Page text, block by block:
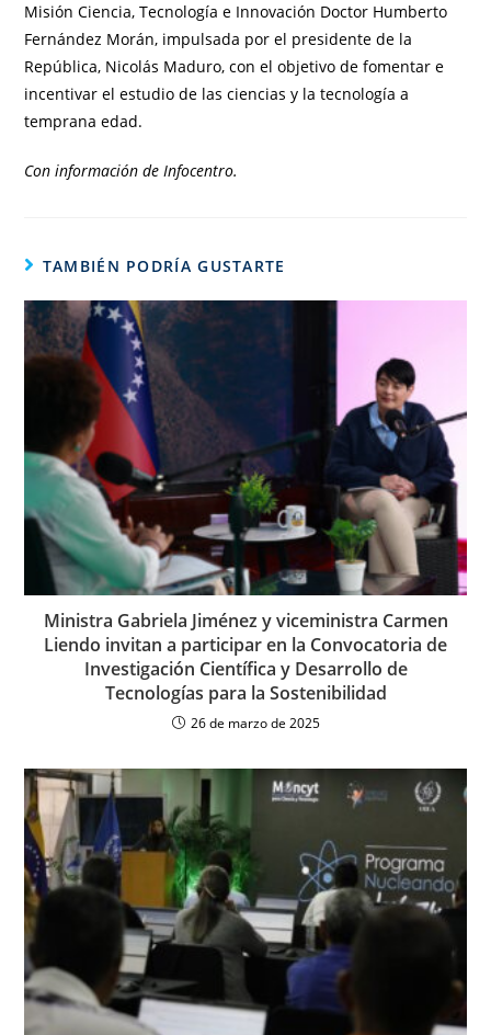
Misión Ciencia, Tecnología e Innovación Doctor Humberto
Fernández Morán, impulsada por el presidente de la
República, Nicolás Maduro, con el objetivo de fomentar e
incentivar el estudio de las ciencias y la tecnología a
temprana edad.
Con información de Infocentro.
TAMBIÉN PODRÍA GUSTARTE
Ministra Gabriela Jiménez y viceministra Carmen
Liendo invitan a participar en la Convocatoria de
Investigación Científica y Desarrollo de
Tecnologías para la Sostenibilidad
26 de marzo de 2025